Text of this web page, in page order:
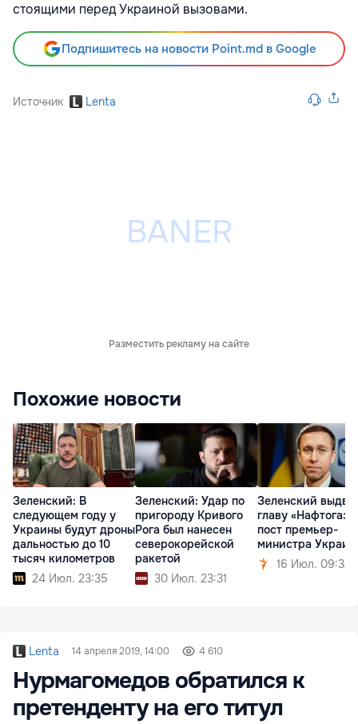
стоящими перед Украиной вызовами.
Подпишитесь на новости Point.md в Google
Источник Lenta
Разместить рекламу на сайте
Похожие новости
Зеленский: В
следующем году у
Украины будут дроны
дальностью до 10
тысяч километров
24 Июл. 23:35
Зеленский: Удар по
пригороду Кривого
Рога был нанесен
северокорейской
ракетой
30 Июл. 23:31
Зеленский
главу
пост премьер-
министра
16 Июл. 09:32
Lenta 14 апреля 2019, 14:00 4 610
Нурмагомедов обратился к
претенденту на его титул